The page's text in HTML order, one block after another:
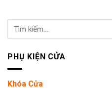
Tìm
PHỤ KIỆN CỬA
Khóa Cửa